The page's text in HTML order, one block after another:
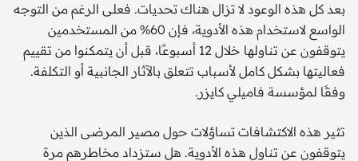
بعد كل هذه الوعود لا تزال هناك تحديات. فعلى الرغم من التوجه
الواسع لاستخدام هذه الأدوية، فإن 60% من المستخدمين
يتوقفون عن تناولها خلال 12 أسبوعًا، قبل أن يتمكنوا من تقييم
فعاليتها بشكل كامل لأسباب تتعلق بالآثار الجانبية أو التكلفة.
وفقًا لمؤسسة فاميلي كايزر.
تثير هذه الاكتشافات تساؤلات حول مصير المرضى الذين
يتوقفون عن تناول هذه الأدوية. هل ستزداد مخاطرهم مرة